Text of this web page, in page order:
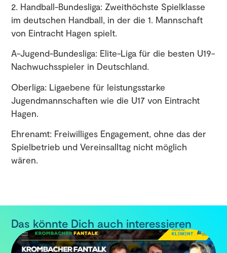
2. Handball-Bundesliga: Zweithöchste Spielklasse
im deutschen Handball, in der die 1. Mannschaft
von Eintracht Hagen spielt.
A-Jugend-Bundesliga: Elite-Liga für die besten U19-
Nachwuchsspieler in Deutschland.
Oberliga: Ligaebene für leistungsstarke
Jugendmannschaften wie die U17 von Eintracht
Hagen.
Ehrenamt: Freiwilliges Engagement, ohne das der
Spielbetrieb und Vereinsalltag nicht möglich
wären.
Das könnte Dich auch interessieren